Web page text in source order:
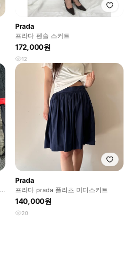
Prada
프라다 펜슬 스커트
172,000원
12
Prada
프라다 prada 플리츠 미디스커트
140,000원
20